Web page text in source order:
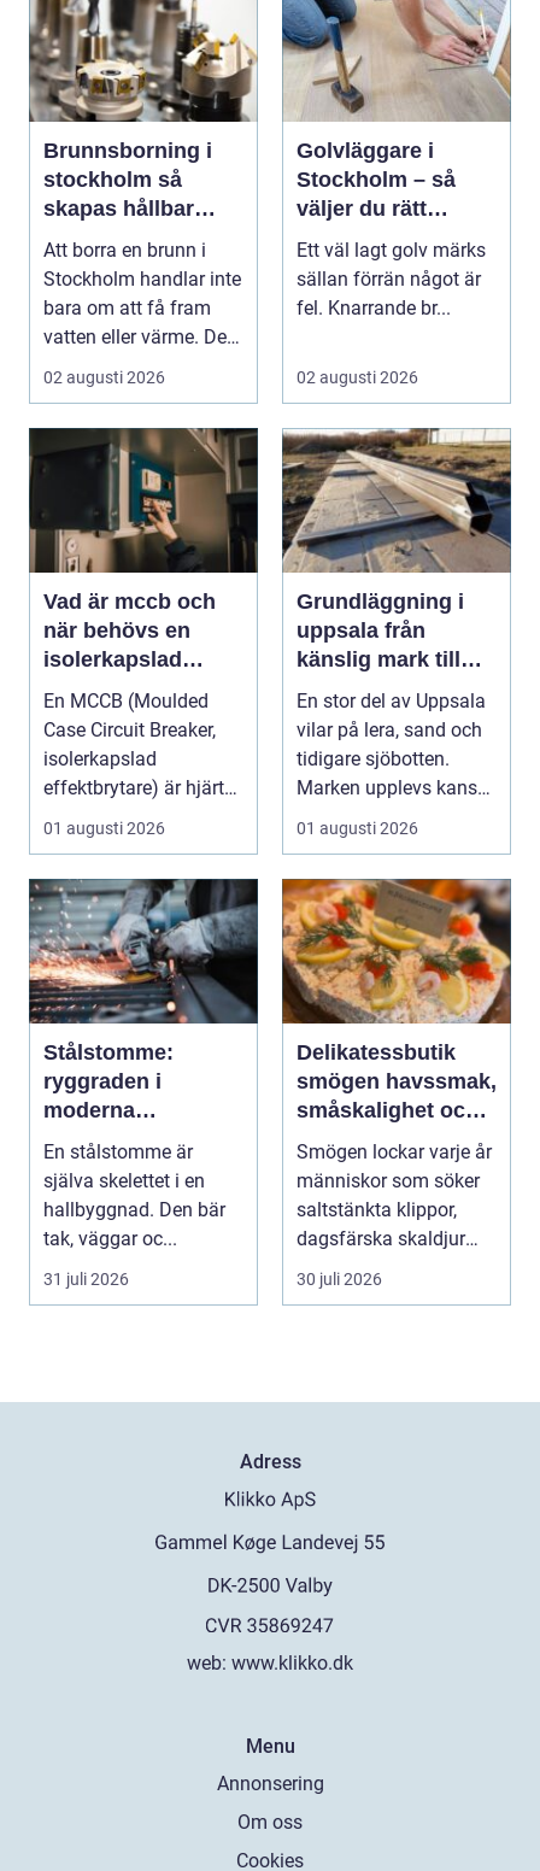
Brunnsborning i
stockholm så
skapas hållbar
tillgång till vatten
och energi
Att borra en brunn i
Stockholm handlar inte
bara om att få fram
vatten eller värme. Det
är också ett...
02 augusti 2026
Golvläggare i
Stockholm – så
väljer du rätt
hantverkare för
hållbara golv
Ett väl lagt golv märks
sällan förrän något är
fel. Knarrande br...
02 augusti 2026
Vad är mccb och
när behövs en
isolerkapslad
effektbrytare?
En MCCB (Moulded
Case Circuit Breaker,
isolerkapslad
effektbrytare) är hjärtat
i många moderna
01 augusti 2026
Grundläggning i
uppsala från
känslig mark till
stabila
konstruktioner
En stor del av Uppsala
vilar på lera, sand och
tidigare sjöbotten.
Marken upplevs kanske
som stabil ...
01 augusti 2026
Stålstomme:
ryggraden i
moderna
hallbyggnader
En stålstomme är
själva skelettet i en
hallbyggnad. Den bär
tak, väggar oc...
31 juli 2026
Delikatessbutik
smögen havssmak,
småskalighet och
personligt urval
Smögen lockar varje år
människor som söker
saltstänkta klippor,
dagsfärska skaldjur
och genuina smak...
30 juli 2026
Adress
web: www.klikko.dk
Menu
Annonsering
Om oss
Cookies